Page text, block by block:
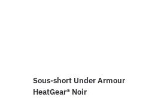
Sous-short Under Armour
HeatGear® Noir